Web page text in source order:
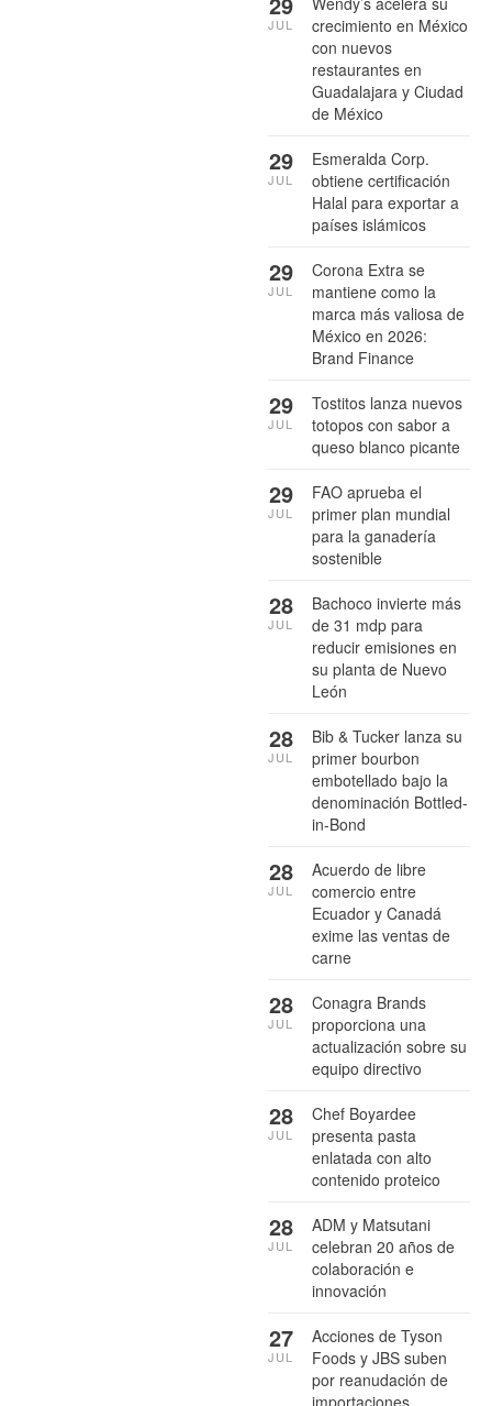
crecimiento en México
con nuevos
restaurantes en
Guadalajara y Ciudad
de México
JUL
Esmeralda Corp.
obtiene certificación
Halal para exportar a
países islámicos
29
JUL
Corona Extra se
mantiene como la
marca más valiosa de
México en 2026:
Brand Finance
29
JUL
Tostitos lanza nuevos
totopos con sabor a
queso blanco picante
29
JUL
FAO aprueba el
primer plan mundial
para la ganadería
sostenible
29
JUL
Bachoco invierte más
de 31 mdp para
reducir emisiones en
su planta de Nuevo
León
28
JUL
Bib & Tucker lanza su
primer bourbon
embotellado bajo la
denominación Bottled-
in-Bond
28
JUL
Acuerdo de libre
comercio entre
Ecuador y Canadá
exime las ventas de
carne
28
JUL
Conagra Brands
proporciona una
actualización sobre su
equipo directivo
28
JUL
Chef Boyardee
presenta pasta
enlatada con alto
contenido proteico
28
JUL
ADM y Matsutani
celebran 20 años de
colaboración e
innovación
28
JUL
Acciones de Tyson
Foods y JBS suben
por reanudación de
27
JUL